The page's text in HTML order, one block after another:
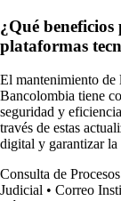
¿Qué
plataformas
El mantenimiento de
Bancolombia tiene
seguridad y
través de estas
digital y garantizar
Consulta de
Judicial • Correo